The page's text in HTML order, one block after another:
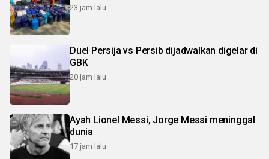
23 jam lalu
Duel Persija vs Persib dijadwalkan digelar di
GBK
20 jam lalu
Ayah Lionel Messi, Jorge Messi meninggal
dunia
17 jam lalu